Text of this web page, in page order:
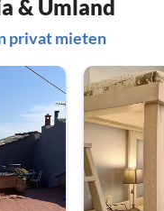
& Umland
privat mieten